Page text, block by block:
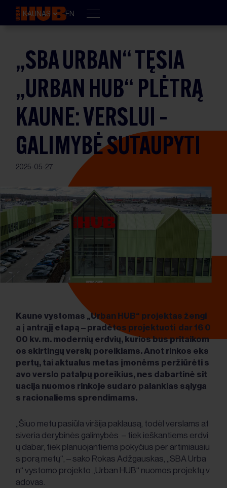
KAUNAS EN
„SBA URBAN“ TĘSIA
„URBAN HUB“ PLĖTRĄ
KAUNE: VERSLUI –
GALIMYBĖ SUTAUPYTI
2025-05-27
Kaune vystomas „Urban HUB“ projektas žengi
a į antrąjį etapą – pradėtos projektuoti dar 16 0
00 kv. m. modernių erdvių, kurios bus pritaikom
os skirtingų verslų poreikiams. Anot rinkos eks
pertų, tai aktualus metas įmonėms peržiūrėti s
avo verslo patalpų poreikius, nes dabartinė sit
uacija nuomos rinkoje sudaro palankias sąlyga
s racionaliems sprendimams.
„Šiuo metu pasiūla viršija paklausą, todėl verslams at
siveria derybinės galimybės – tiek ieškantiems erdvi
ų dabar, tiek planuojantiems pokyčius per artimiausiu
s porą metų“, – sako Rokas Adžgauskas, „SBA Urba
n“ vystomo projekto „Urban HUB“ nuomos projektų v
adovas.